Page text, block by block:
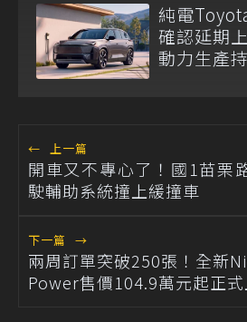
純電
確認延期
動力生產
← 上一篇
開車又不專心了！國1苗栗
駛輔助系統撞上緩撞車
下一篇 →
兩周訂單突破250張！全新
Power售價104.9萬元起正